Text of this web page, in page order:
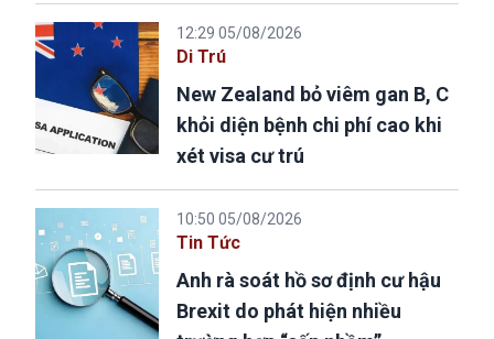
12:29 05/08/2026
Di Trú
New Zealand bỏ viêm gan B, C
khỏi diện bệnh chi phí cao khi
xét visa cư trú
10:50 05/08/2026
Tin Tức
Anh rà soát hồ sơ định cư hậu
Brexit do phát hiện nhiều